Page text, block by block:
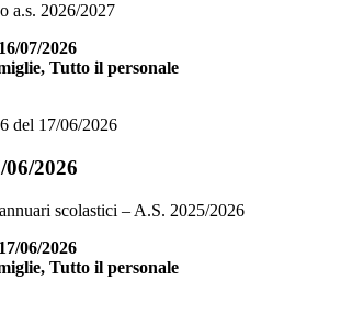
a.s. 2026/2027
16/07/2026
Tutto il personale
del 17/06/2026
2026
scolastici – A.S. 2025/2026
17/06/2026
Tutto il personale